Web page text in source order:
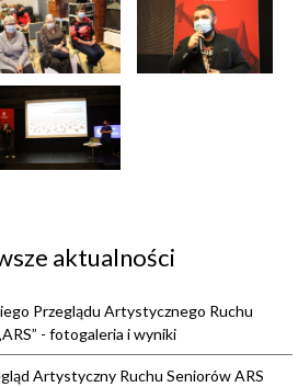
aktualności
Przeglądu Artystycznego Ruchu
- fotogaleria i wyniki
Artystyczny Ruchu Seniorów ARS